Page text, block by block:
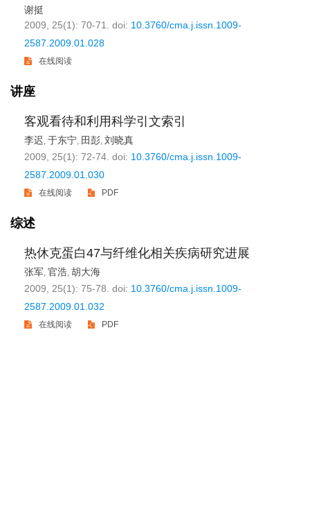
谢挺
2009, 25(1): 70-71. doi: 10.3760/cma.j.issn.1009-
2587.2009.01.028
在线阅读
讲座
客观看待和利用科学引文索引
李迟, 于东宁, 田彭, 刘晓真
2009, 25(1): 72-74. doi: 10.3760/cma.j.issn.1009-
2587.2009.01.030
在线阅读 PDF
综述
热休克蛋白47与纤维化相关疾病研究进展
张军, 官浩, 胡大海
2009, 25(1): 75-78. doi: 10.3760/cma.j.issn.1009-
2587.2009.01.032
在线阅读 PDF